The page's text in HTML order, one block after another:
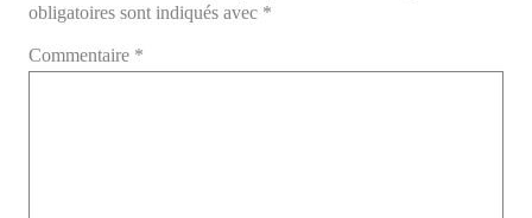
obligatoires sont indiqués avec *
Commentaire *